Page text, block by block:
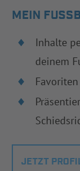
MEIN
Inhalte
deinem
JETZT